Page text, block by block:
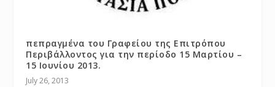
πεπραγμένα του Γραφείου της Επιτρόπου
Περιβάλλοντος για την περίοδο 15 Μαρτίου –
15 Ιουνίου 2013.
July 26, 2013